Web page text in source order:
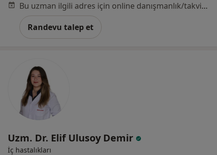
Bu uzman ilgili adres için online danışmanlık/takvim sunmuyor.
Randevu talep et
Uzm. Dr. Elif Ulusoy Demir
İç hastalıkları